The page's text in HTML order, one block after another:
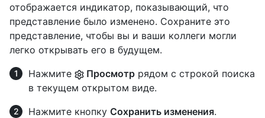
отображается индикатор, показывающий, что
представление было изменено. Сохраните это
представление, чтобы вы и ваши коллеги могли
легко открывать его в будущем.
Нажмите
Просмотр рядом с строкой поиска
в текущем открытом виде.
Нажмите кнопку Сохранить изменения.